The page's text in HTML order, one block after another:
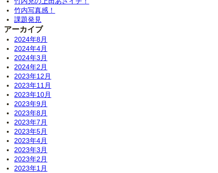
竹内写真感！
課題発見
アーカイブ
2024年8月
2024年4月
2024年3月
2024年2月
2023年12月
2023年11月
2023年10月
2023年9月
2023年8月
2023年7月
2023年5月
2023年4月
2023年3月
2023年2月
2023年1月